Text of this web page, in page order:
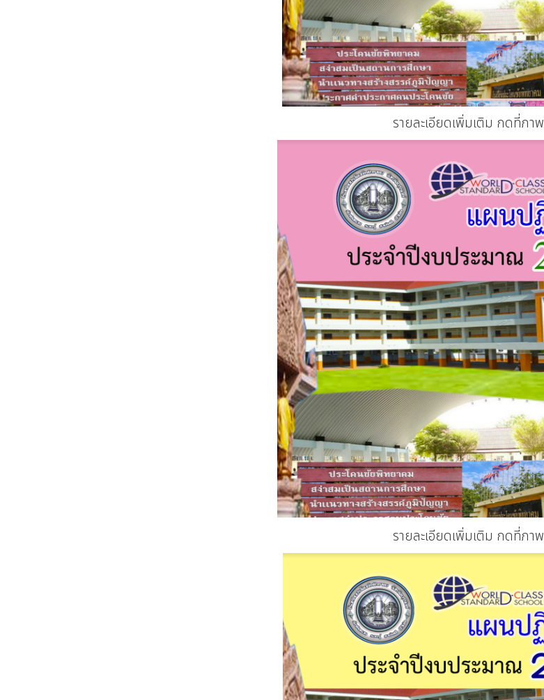
รายละเอียดเพิ่มเติม กดที่ภาพ
รายละเอียดเพิ่มเติม กดที่ภาพ